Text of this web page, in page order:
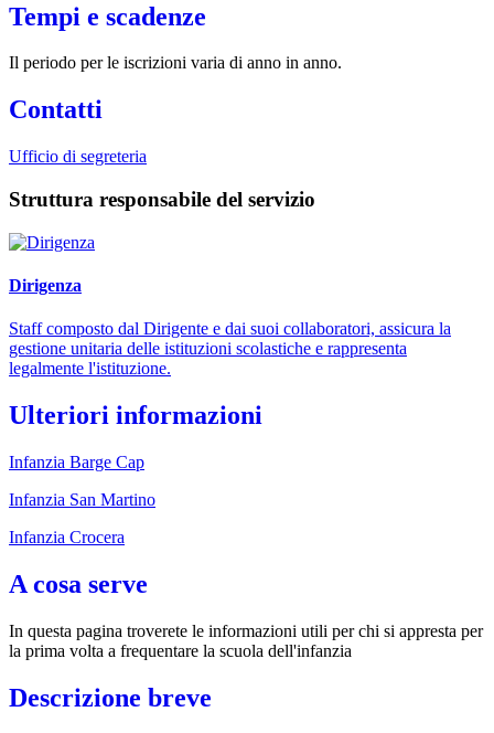
Tempi e scadenze
Il periodo per le iscrizioni varia di anno in anno.
Contatti
Ufficio di segreteria
Struttura responsabile del servizio
Dirigenza
Staff composto dal Dirigente e dai suoi collaboratori, assicura la
gestione unitaria delle istituzioni scolastiche e rappresenta
legalmente l'istituzione.
Ulteriori informazioni
Infanzia Barge Cap
Infanzia San Martino
Infanzia Crocera
A cosa serve
In questa pagina troverete le informazioni utili per chi si appresta per
la prima volta a frequentare la scuola dell'infanzia
Descrizione breve